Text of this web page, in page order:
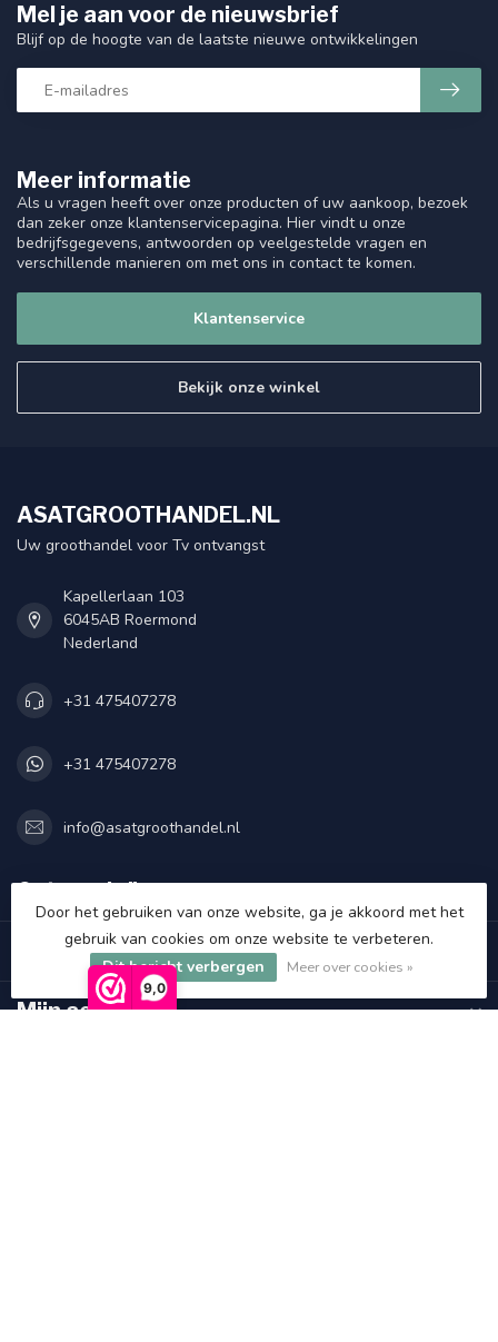
9,0
Meer informatie
Als u vragen heeft over onze producten of uw aankoop, bezoek
dan zeker onze klantenservicepagina. Hier vindt u onze
bedrijfsgegevens, antwoorden op veelgestelde vragen en
verschillende manieren om met ons in contact te komen.
Klantenservice
Bekijk onze winkel
Mel je aan voor de nieuwsbrief
Blijf op de hoogte van de laatste nieuwe ontwikkelingen
ASATGROOTHANDEL.NL
Uw groothandel voor Tv ontvangst
Kapellerlaan 103
6045AB Roermond
Nederland
+31 475407278
+31 475407278
info@asatgroothandel.nl
Categorieën
Informatie
Mijn account
Door het gebruiken van onze website, ga je akkoord met het
gebruik van cookies om onze website te verbeteren.
Dit bericht verbergen
Meer over cookies »